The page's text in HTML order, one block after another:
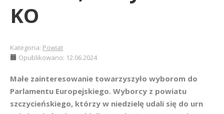
KO
Kategoria: Powiat
Opublikowano: 12.06.2024
Małe zainteresowanie towarzyszyło wyborom do
Parlamentu Europejskiego. Wyborcy z powiatu
szczycieńskiego, którzy w niedzielę udali się do urn